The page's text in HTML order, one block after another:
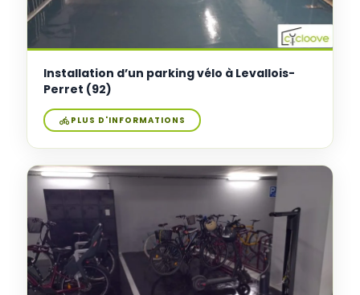
Installation d’un parking vélo à Levallois-
Perret (92)
PLUS D'INFORMATIONS